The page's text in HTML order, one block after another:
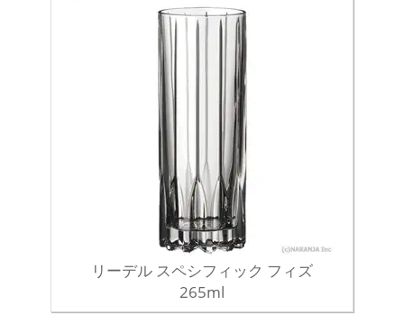
リーデル スペシフィック フィズ
265ml